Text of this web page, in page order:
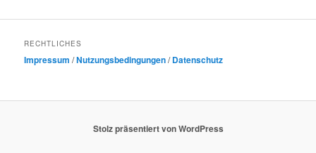
RECHTLICHES
Impressum /Nutzungsbedingungen/Datenschutz
Stolz präsentiert von WordPress